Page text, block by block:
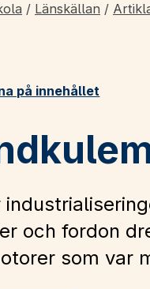
/ Länskällan /
på innehållet
och fordon
som var